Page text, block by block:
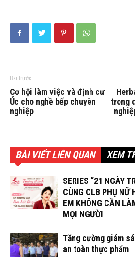
Bài trước
Cơ hội làm việc và định cư
Úc cho nghề bếp chuyên
nghiệp
trong
BÀI VIẾT LIÊN QUAN XEM
SERIES “21 NGÀY
CÙNG CLB PHỤ NỮ
EM KHÔNG CẦN
MỌI NGƯỜI
Tăng cường giám
an toàn thực phẩm